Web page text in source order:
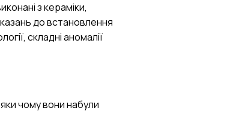
з кераміки,
до встановлення
складні аномалії
чому вони набули